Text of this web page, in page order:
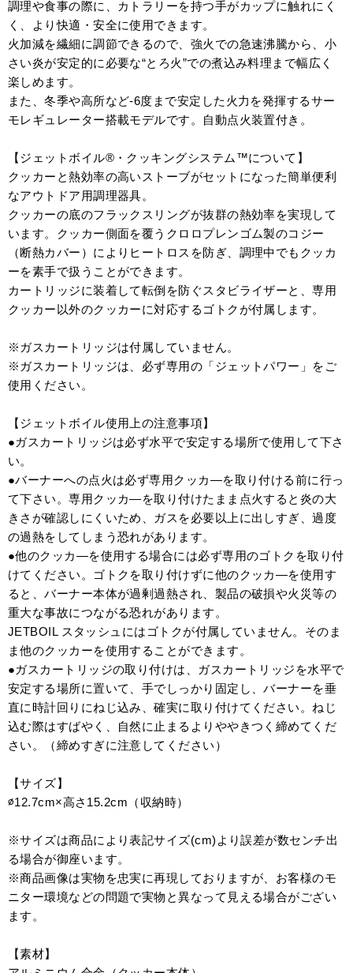
調理や食事の際に、カトラリーを持つ手がカップに触れにく
く、より快適・安全に使用できます。
火加減を繊細に調節できるので、強火での急速沸騰から、小
さい炎が安定的に必要な“とろ火”での煮込み料理まで幅広く
楽しめます。
また、冬季や高所など-6度まで安定した火力を発揮するサー
モレギュレーター搭載モデルです。自動点火装置付き。
【ジェットボイル®・クッキングシステム™について】
クッカーと熱効率の高いストーブがセットになった簡単便利
なアウトドア用調理器具。
クッカーの底のフラックスリングが抜群の熱効率を実現して
います。クッカー側面を覆うクロロプレンゴム製のコジー
（断熱カバー）によりヒートロスを防ぎ、調理中でもクッカ
ーを素手で扱うことができます。
カートリッジに装着して転倒を防ぐスタビライザーと、専用
クッカー以外のクッカーに対応するゴトクが付属します。
※ガスカートリッジは付属していません。
※ガスカートリッジは、必ず専用の「ジェットパワー」をご
使用ください。
【ジェットボイル使用上の注意事項】
●ガスカートリッジは必ず水平で安定する場所で使用して下さ
い。
●バーナーへの点火は必ず専用クッカ―を取り付ける前に行っ
て下さい。専用クッカ―を取り付けたまま点火すると炎の大
きさが確認しにくいため、ガスを必要以上に出しすぎ、過度
の過熱をしてしまう恐れがあります。
●他のクッカ―を使用する場合には必ず専用のゴトクを取り付
けてください。ゴトクを取り付けずに他のクッカ―を使用す
ると、バーナー本体が過剰過熱され、製品の破損や火災等の
重大な事故につながる恐れがあります。
JETBOIL スタッシュにはゴトクが付属していません。そのま
ま他のクッカーを使用することができます。
●ガスカートリッジの取り付けは、ガスカートリッジを水平で
安定する場所に置いて、手でしっかり固定し、バーナーを垂
直に時計回りにねじ込み、確実に取り付けてください。ねじ
込む際はすばやく、自然に止まるよりややきつく締めてくだ
さい。（締めすぎに注意してください）
【サイズ】
∅12.7cm×高さ15.2cm（収納時）
※サイズは商品により表記サイズ(cm)より誤差が数センチ出
る場合が御座います。
※商品画像は実物を忠実に再現しておりますが、お客様のモ
ニター環境などの問題で実物と異なって見える場合がござい
ます。
【素材】